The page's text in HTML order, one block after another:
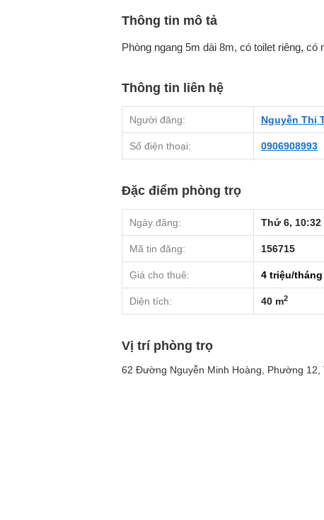
Thông tin mô tả
Phòng ngang 5m dài 8m, có toilet riêng, có
Thông tin liên hệ
Người đăng: Nguyễn Thị
Số điện thoại: 0906908993
Đặc điểm phòng trọ
Ngày đăng: Thứ 6, 10:32
Mã tin đăng: 156715
Giá cho thuê: 4 triệu/tháng
Diện tích: 40 m2
Vị trí phòng trọ
62 Đường Nguyễn Minh Hoàng, Phường 12,